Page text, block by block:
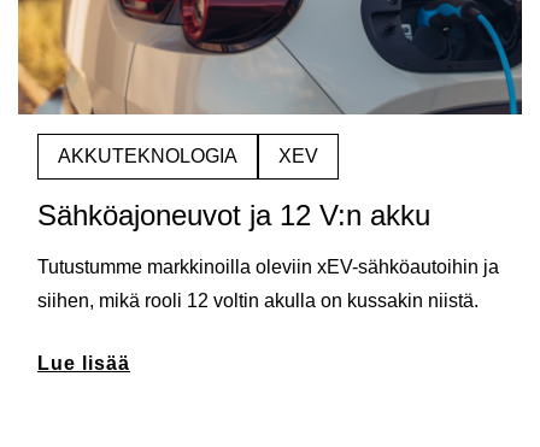
AKKUTEKNOLOGIA XEV
Sähköajoneuvot ja 12 V:n akku
Tutustumme markkinoilla oleviin xEV-sähköautoihin ja
siihen, mikä rooli 12 voltin akulla on kussakin niistä.
Lue lisää